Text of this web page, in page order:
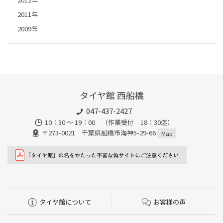
2011年
2009年
タイヤ館 西船橋
047-437-2427
10：30 ～ 19：00 （作業受付 18：30迄）
〒273-0021 千葉県船橋市海神5-29-66
Map
タイヤ館について お客様の声